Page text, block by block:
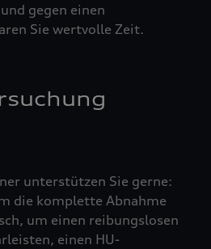
gegen einen
Sie wertvolle Zeit.
unterstützen Sie gerne:
die komplette Abnahme
um einen reibungslosen
einen HU-